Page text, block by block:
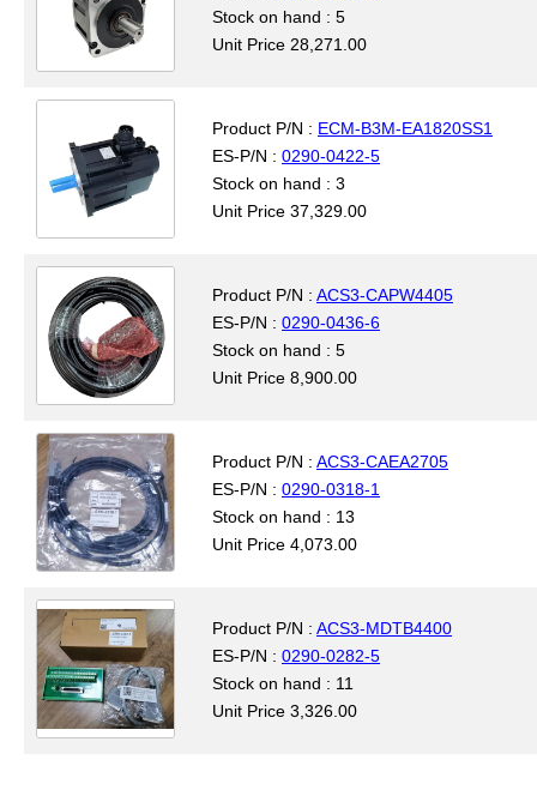
Stock on hand : 5
Unit Price 28,271.00
Product P/N : ECM-B3M-EA1820SS1
ES-P/N : 0290-0422-5
Stock on hand : 3
Unit Price 37,329.00
Product P/N : ACS3-CAPW4405
ES-P/N : 0290-0436-6
Stock on hand : 5
Unit Price 8,900.00
Product P/N : ACS3-CAEA2705
ES-P/N : 0290-0318-1
Stock on hand : 13
Unit Price 4,073.00
Product P/N : ACS3-MDTB4400
ES-P/N : 0290-0282-5
Stock on hand : 11
Unit Price 3,326.00